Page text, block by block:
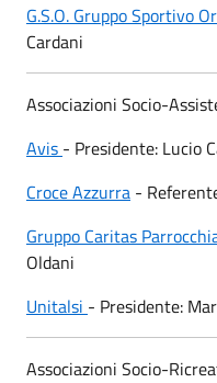
G.S.O. Gruppo Sportivo
Cardani
Associazioni Socio-
Avis - Presidente: Lucio
Croce Azzurra -
Gruppo Caritas
Oldani
Unitalsi - Presidente:
Associazioni Socio-